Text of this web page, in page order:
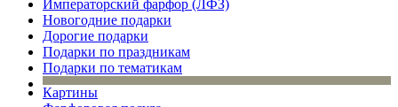
Императорский фарфор (ЛФЗ)
Новогодние подарки
Дорогие подарки
Подарки по праздникам
Подарки по тематикам
Картины